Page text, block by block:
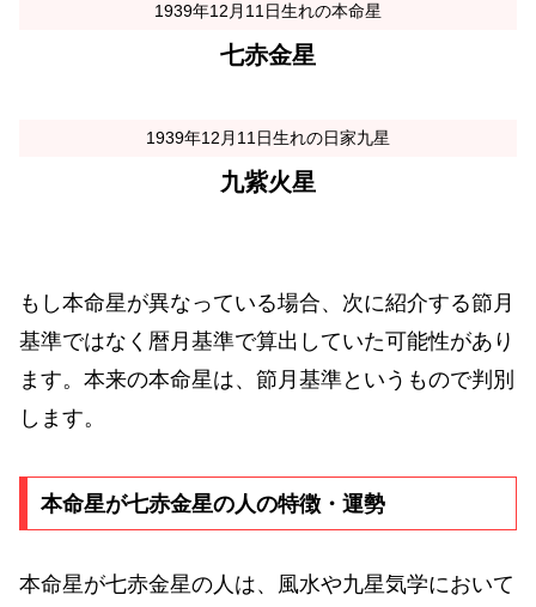
1939年12月11日生れの本命星
七赤金星
1939年12月11日生れの日家九星
九紫火星
もし本命星が異なっている場合、次に紹介する節月
基準ではなく暦月基準で算出していた可能性があり
ます。本来の本命星は、節月基準というもので判別
します。
本命星が七赤金星の人の特徴・運勢
本命星が七赤金星の人は、風水や九星気学において